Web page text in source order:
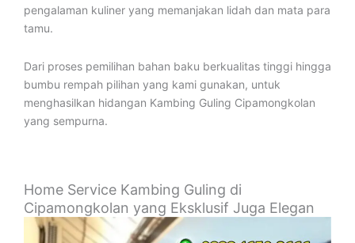
pengalaman kuliner yang memanjakan lidah dan mata para
tamu.
Dari proses pemilihan bahan baku berkualitas tinggi hingga
bumbu rempah pilihan yang kami gunakan, untuk
menghasilkan hidangan Kambing Guling Cipamongkolan
yang sempurna.
Home Service Kambing Guling di
Cipamongkolan yang Eksklusif Juga Elegan